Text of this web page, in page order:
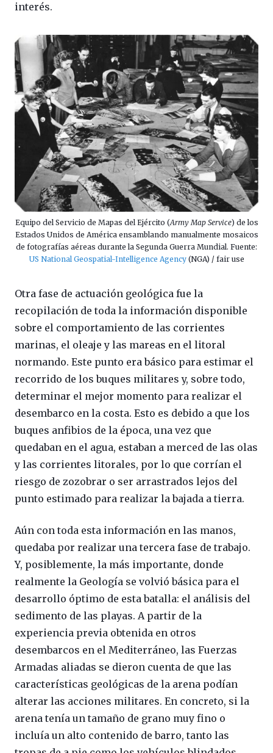
interés.
Equipo del Servicio de Mapas del Ejército (Army Map Service) de los
Estados Unidos de América ensamblando manualmente mosaicos
de fotografías aéreas durante la Segunda Guerra Mundial. Fuente:
US National Geospatial-Intelligence Agency(NGA) / fair use
Otra fase de actuación geológica fue la
recopilación de toda la información disponible
sobre el comportamiento de las corrientes
marinas, el oleaje y las mareas en el litoral
normando. Este punto era básico para estimar el
recorrido de los buques militares y, sobre todo,
determinar el mejor momento para realizar el
desembarco en la costa. Esto es debido a que los
buques anfibios de la época, una vez que
quedaban en el agua, estaban a merced de las olas
y las corrientes litorales, por lo que corrían el
riesgo de zozobrar o ser arrastrados lejos del
punto estimado para realizar la bajada a tierra.
Aún con toda esta información en las manos,
quedaba por realizar una tercera fase de trabajo.
Y, posiblemente, la más importante, donde
realmente la Geología se volvió básica para el
desarrollo óptimo de esta batalla: el análisis del
sedimento de las playas. A partir de la
experiencia previa obtenida en otros
desembarcos en el Mediterráneo, las Fuerzas
Armadas aliadas se dieron cuenta de que las
características geológicas de la arena podían
alterar las acciones militares. En concreto, si la
arena tenía un tamaño de grano muy fino o
incluía un alto contenido de barro, tanto las